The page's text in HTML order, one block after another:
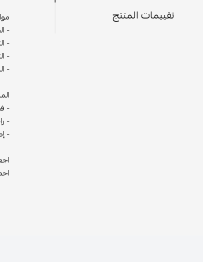
تقييمات المنتج
-
-
-
-
-
-
-